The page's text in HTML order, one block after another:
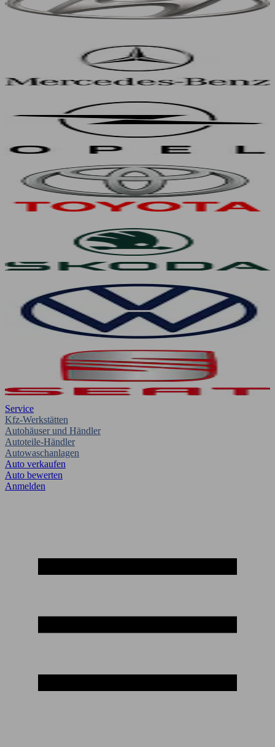
Service
Kfz-Werkstätten
Autohäuser und Händler
Autoteile-Händler
Autowaschanlagen
Auto verkaufen
Auto bewerten
Anmelden